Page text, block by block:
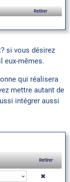
si vous désirez
eux-mêmes.
qui réalisera
mettre autant de
intégrer aussi